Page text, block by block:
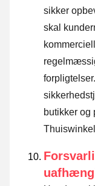
sikker
skal
butikker og